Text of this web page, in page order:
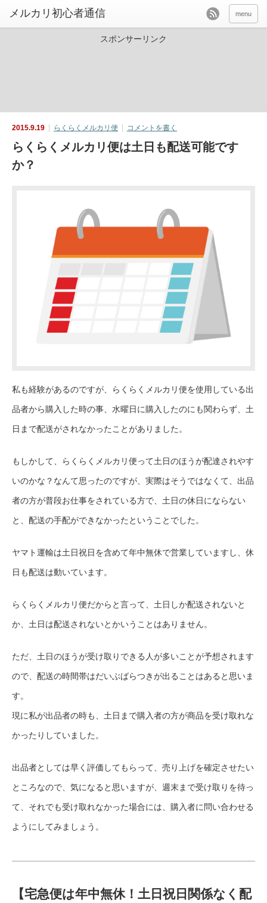
menu
スポンサーリンク
2015.9.19 らくらくメルカリ便 コメントを書く
らくらくメルカリ便は土日も配送可能です
か？
私も経験があるのですが、らくらくメルカリ便を使用している出
品者から購入した時の事、水曜日に購入したのにも関わらず、土
日まで配送がされなかったことがありました。
もしかして、らくらくメルカリ便って土日のほうが配達されやす
いのかな？なんて思ったのですが、実際はそうではなくて、出品
者の方が普段お仕事をされている方で、土日の休日にならない
と、配送の手配ができなかったということでした。
ヤマト運輸は土日祝日を含めて年中無休で営業していますし、休
日も配送は動いています。
らくらくメルカリ便だからと言って、土日しか配送されないと
か、土日は配送されないとかいうことはありません。
ただ、土日のほうが受け取りできる人が多いことが予想されます
ので、配送の時間帯はだいぶばらつきが出ることはあると思いま
す。
現に私が出品者の時も、土日まで購入者の方が商品を受け取れな
かったりしていました。
出品者としては早く評価してもらって、売り上げを確定させたい
ところなので、気になると思いますが、週末まで受け取りを待っ
て、それでも受け取れなかった場合には、購入者に問い合わせる
ようにしてみましょう。
【宅急便は年中無休！土日祝日関係なく配